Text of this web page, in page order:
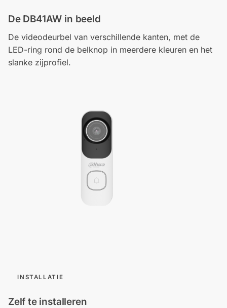
De DB41AW in beeld
De videodeurbel van verschillende kanten, met de
LED-ring rond de belknop in meerdere kleuren en het
slanke zijprofiel.
INSTALLATIE
Zelf te installeren